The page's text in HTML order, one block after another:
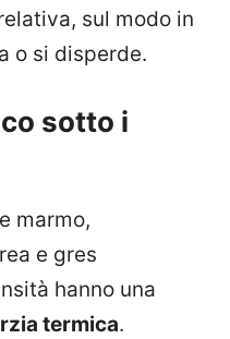
sul modo in
o si disperde.
sotto i
marmo,
e gres
hanno una
termica.